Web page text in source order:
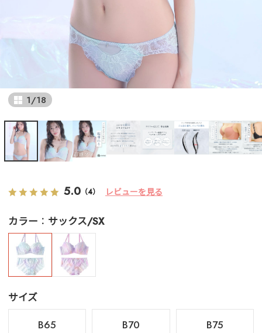
1/18
5.0 （4） レビューを見る
カラー サックス/SX
サイズ
B65
B70 B75